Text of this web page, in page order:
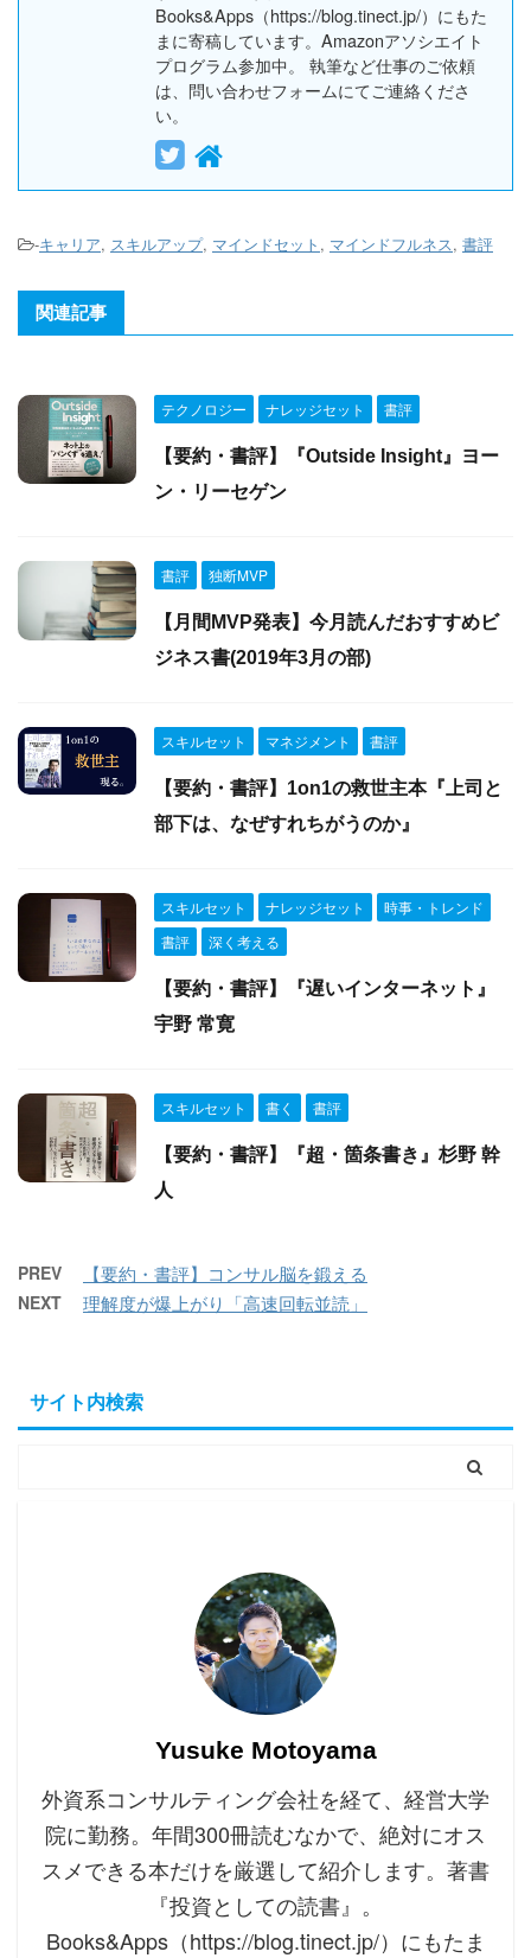
Books&Apps（https://blog.tinect.jp/）にもた
まに寄稿しています。Amazonアソシエイト
プログラム参加中。 執筆など仕事のご依頼
は、問い合わせフォームにてご連絡くださ
い。
-キャリア, スキルアップ, マインドセット , マインドフルネス, 書評
関連記事
テクノロジー ナレッジセット 書評
【要約・書評】『Outside Insight』ヨー
ン・リーセゲン
書評 独断MVP
【月間MVP発表】今月読んだおすすめビ
ジネス書(2019年3月の部)
スキルセット マネジメント 書評
【要約・書評】1on1の救世主本『上司と
部下は、なぜすれちがうのか』
スキルセット ナレッジセット
時事・トレンド
書評
深く考える
【要約・書評】『遅いインターネット』
宇野 常寛
スキルセット 書く 書評
【要約・書評】『超・箇条書き』杉野 幹
人
PREV 【要約・書評】コンサル脳を鍛える
NEXT 理解度が爆上がり「高速回転並読」
サイト内検索
Yusuke Motoyama
外資系コンサルティング会社を経て、経営大学
院に勤務。年間300冊読むなかで、絶対にオス
スメできる本だけを厳選して紹介します。著書
『投資としての読書』。
Books&Apps（https://blog.tinect.jp/）にもたま